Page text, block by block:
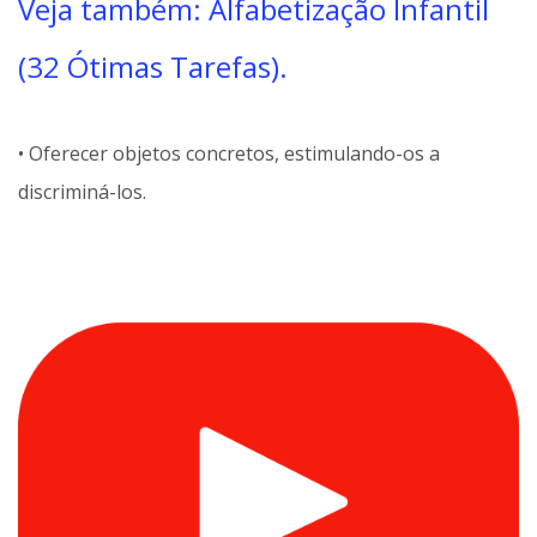
Veja também: Alfabetização Infantil
(32 Ótimas Tarefas).
• Oferecer objetos concretos, estimulando-os a
discriminá-los.